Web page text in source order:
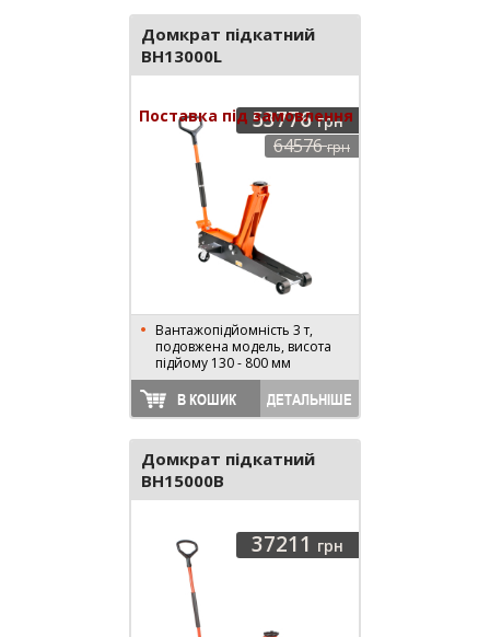
Домкрат підкатний
BH13000L
53776грн
64576грн
Поставка під замовлення
Вантажопідйомність 3 т,
подовжена модель, висота
підйому 130 - 800 мм
В КОШИК ДЕТАЛЬНІШЕ
Домкрат підкатний
BH15000B
37211 грн